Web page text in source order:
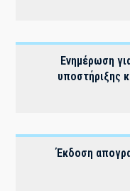
Ενημέρωση
υποστήριξης
Έκδοση